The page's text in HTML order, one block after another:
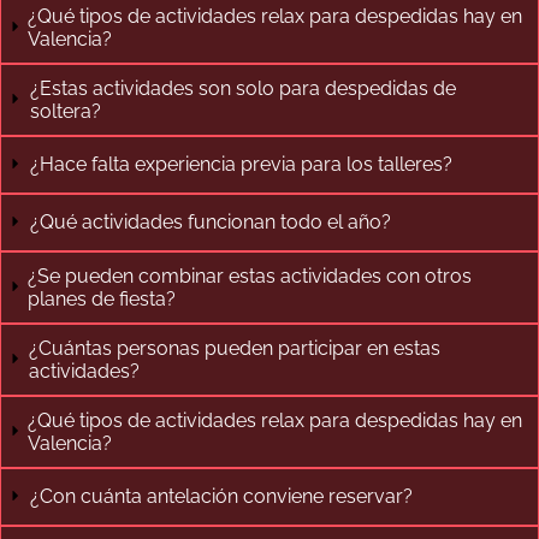
cava y la posibilidad de añadir masajes o tratamientos
adicionales.
Es la actividad perfecta para grupos que quieren
desconectar de verdad y vivir una experiencia premium sin
diferencia importante respecto a spas abiertos al público:
no compartís espacio con nadie, el ritmo lo marcáis
relajada o como complemento de una jornada que incluya
otras actividades. Muchos grupos combinan el spa con una
comida o cena para completar un día redondo.
Taller de Cerámica:
creatividad artesanal para
llevarse un recuerdo único
Eltaller de cerámica en Valenciaes una de las propuestas
más originales dentro de las actividades relax para
¿Qué tipos de actividades relax para despedidas hay en
Valencia?
¿Estas actividades son solo para despedidas de
soltera?
¿Hace falta experiencia previa para los talleres?
¿Qué actividades funcionan todo el año?
¿Se pueden combinar estas actividades con otros
planes de fiesta?
¿Cuántas personas pueden participar en estas
actividades?
¿Qué tipos de actividades relax para despedidas hay en
Valencia?
¿Con cuánta antelación conviene reservar?